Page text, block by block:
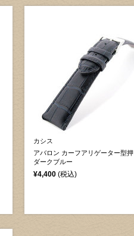
カシス
アバロン カーフアリゲーター型
ダークブルー
¥4,400 (税込)